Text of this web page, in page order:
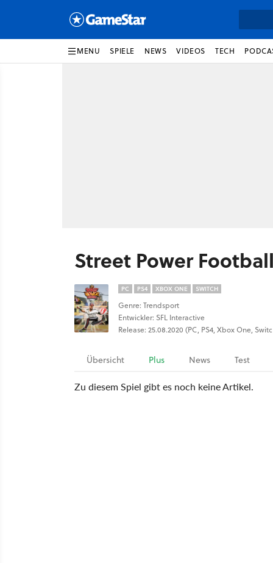
MENU SPIELE NEWS VIDEOS TECH
Street Power
PC PS4 XBOX ONE SWITCH
Genre: Trendsport
Entwickler: SFL Interactive
Release: 25.08.2020 (PC, PS4, Xbox One,
Übersicht Plus News Test
Zu diesem Spiel gibt es noch keine Artikel.